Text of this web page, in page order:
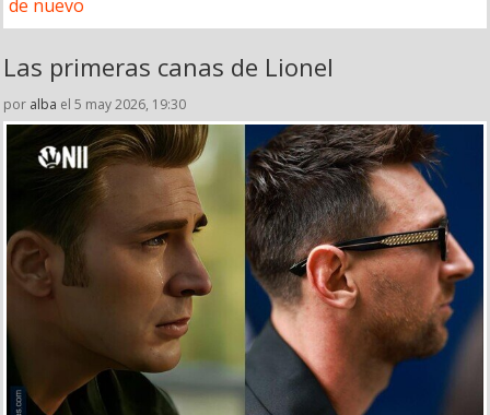
de nuevo
Las primeras canas de Lionel
por alba el 5 may 2026, 19:30